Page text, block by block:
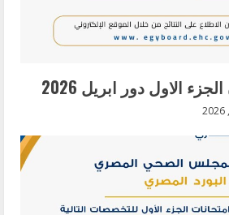
الاول دور ابريل 2026